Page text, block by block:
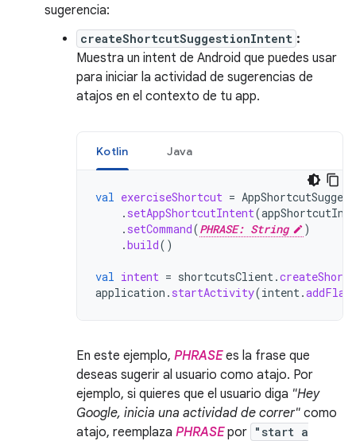
sugerencia:
createShortcutSuggestionIntent :
Muestra un intent de Android que puedes usar
para iniciar la actividad de sugerencias de
atajos en el contexto de tu app.
Kotlin Java
val exerciseShortcut =
. setAppShortcutIntent(
. setCommand(PHRASE: String
)
.build()
val intent = shortcutsClient.
application . startActivity(intent.
En este ejemplo, PHRASEes la frase que
deseas sugerir al usuario como atajo. Por
ejemplo, si quieres que el usuario diga "Hey
Google, inicia una actividad de correr" como
atajo, reemplaza PHRASEpor "start a